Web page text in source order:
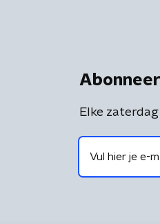
Elke zaterdag